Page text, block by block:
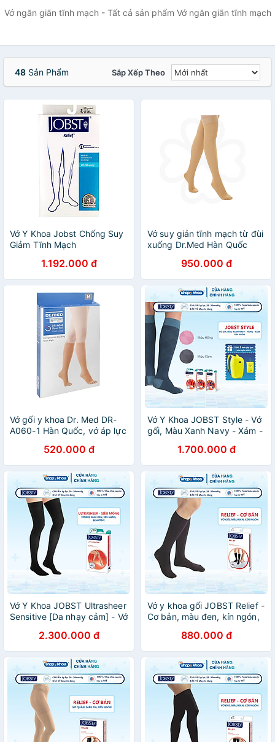
Shop
Vớ ngăn giãn tĩnh mạch - Tất cả sản phẩm Vớ ngăn giãn tĩnh mạch
48 Sản Phẩm Sắp Xếp Theo
Vớ Y Khoa Jobst Chống Suy
Giảm Tĩnh Mạch
1.192.000 đ
Vớ suy giản tĩnh mạch từ đùi
xuống Dr.Med Hàn Quốc
ngăn tắc suy giảm mạch, hở
ngón
950.000 đ
Vớ gối y khoa Dr. Med DR-
A060-1 Hàn Quốc, vớ áp lực
520.000 đ
Vớ Y Khoa JOBST Style - Vớ
gối, Màu Xanh Navy - Xám -
30mmHg, 2 Chiếc (Tất Y
Khoa)
1.700.000 đ
Vớ Y Khoa JOBST Ultrasheer
Sensitive [Da nhạy cảm] - Vớ
Lực 20-30mmHg, 2 chiếc
(Tất Y Khoa)
2.300.000 đ
Vớ y khoa gối JOBST Relief -
Cơ bản, màu đen, kín ngón,
chân (tất y khoa)
880.000 đ